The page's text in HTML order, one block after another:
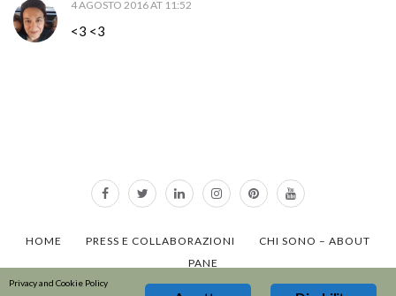
4 AGOSTO 2016 AT 11:52
<3 <3
HOME PRESS E COLLABORAZIONI
CHI SONO – ABOUT
PANE
Privacy and Cookie Policy